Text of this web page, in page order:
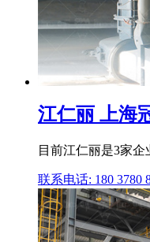
江仁丽 上海
目前江仁丽是3家
联系电话: 180 3780